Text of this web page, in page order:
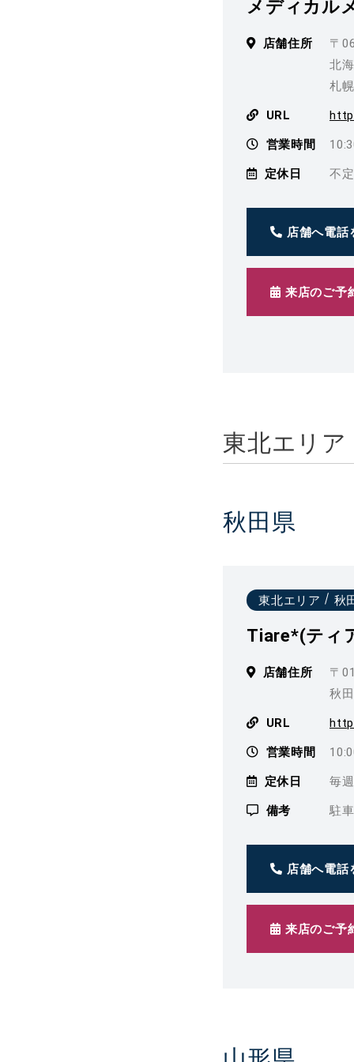
店舗住所
〒
北
札
URL
営業時間
定休日
不
店舗へ電話
来店のご予
東北エリア
秋田県
東北エリア 秋
Tiare*(ティ
店舗住所
〒
秋
URL
営業時間
定休日
毎
備考
駐
店舗へ電話
来店のご予